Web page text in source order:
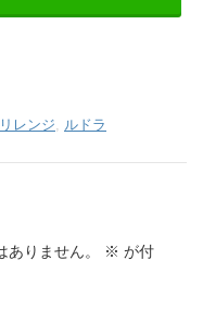
リレンジ ルドラ
りません。 ※ が付